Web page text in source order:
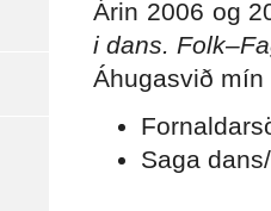
Árin 2006 og
i dans.
Áhugasvið
Saga